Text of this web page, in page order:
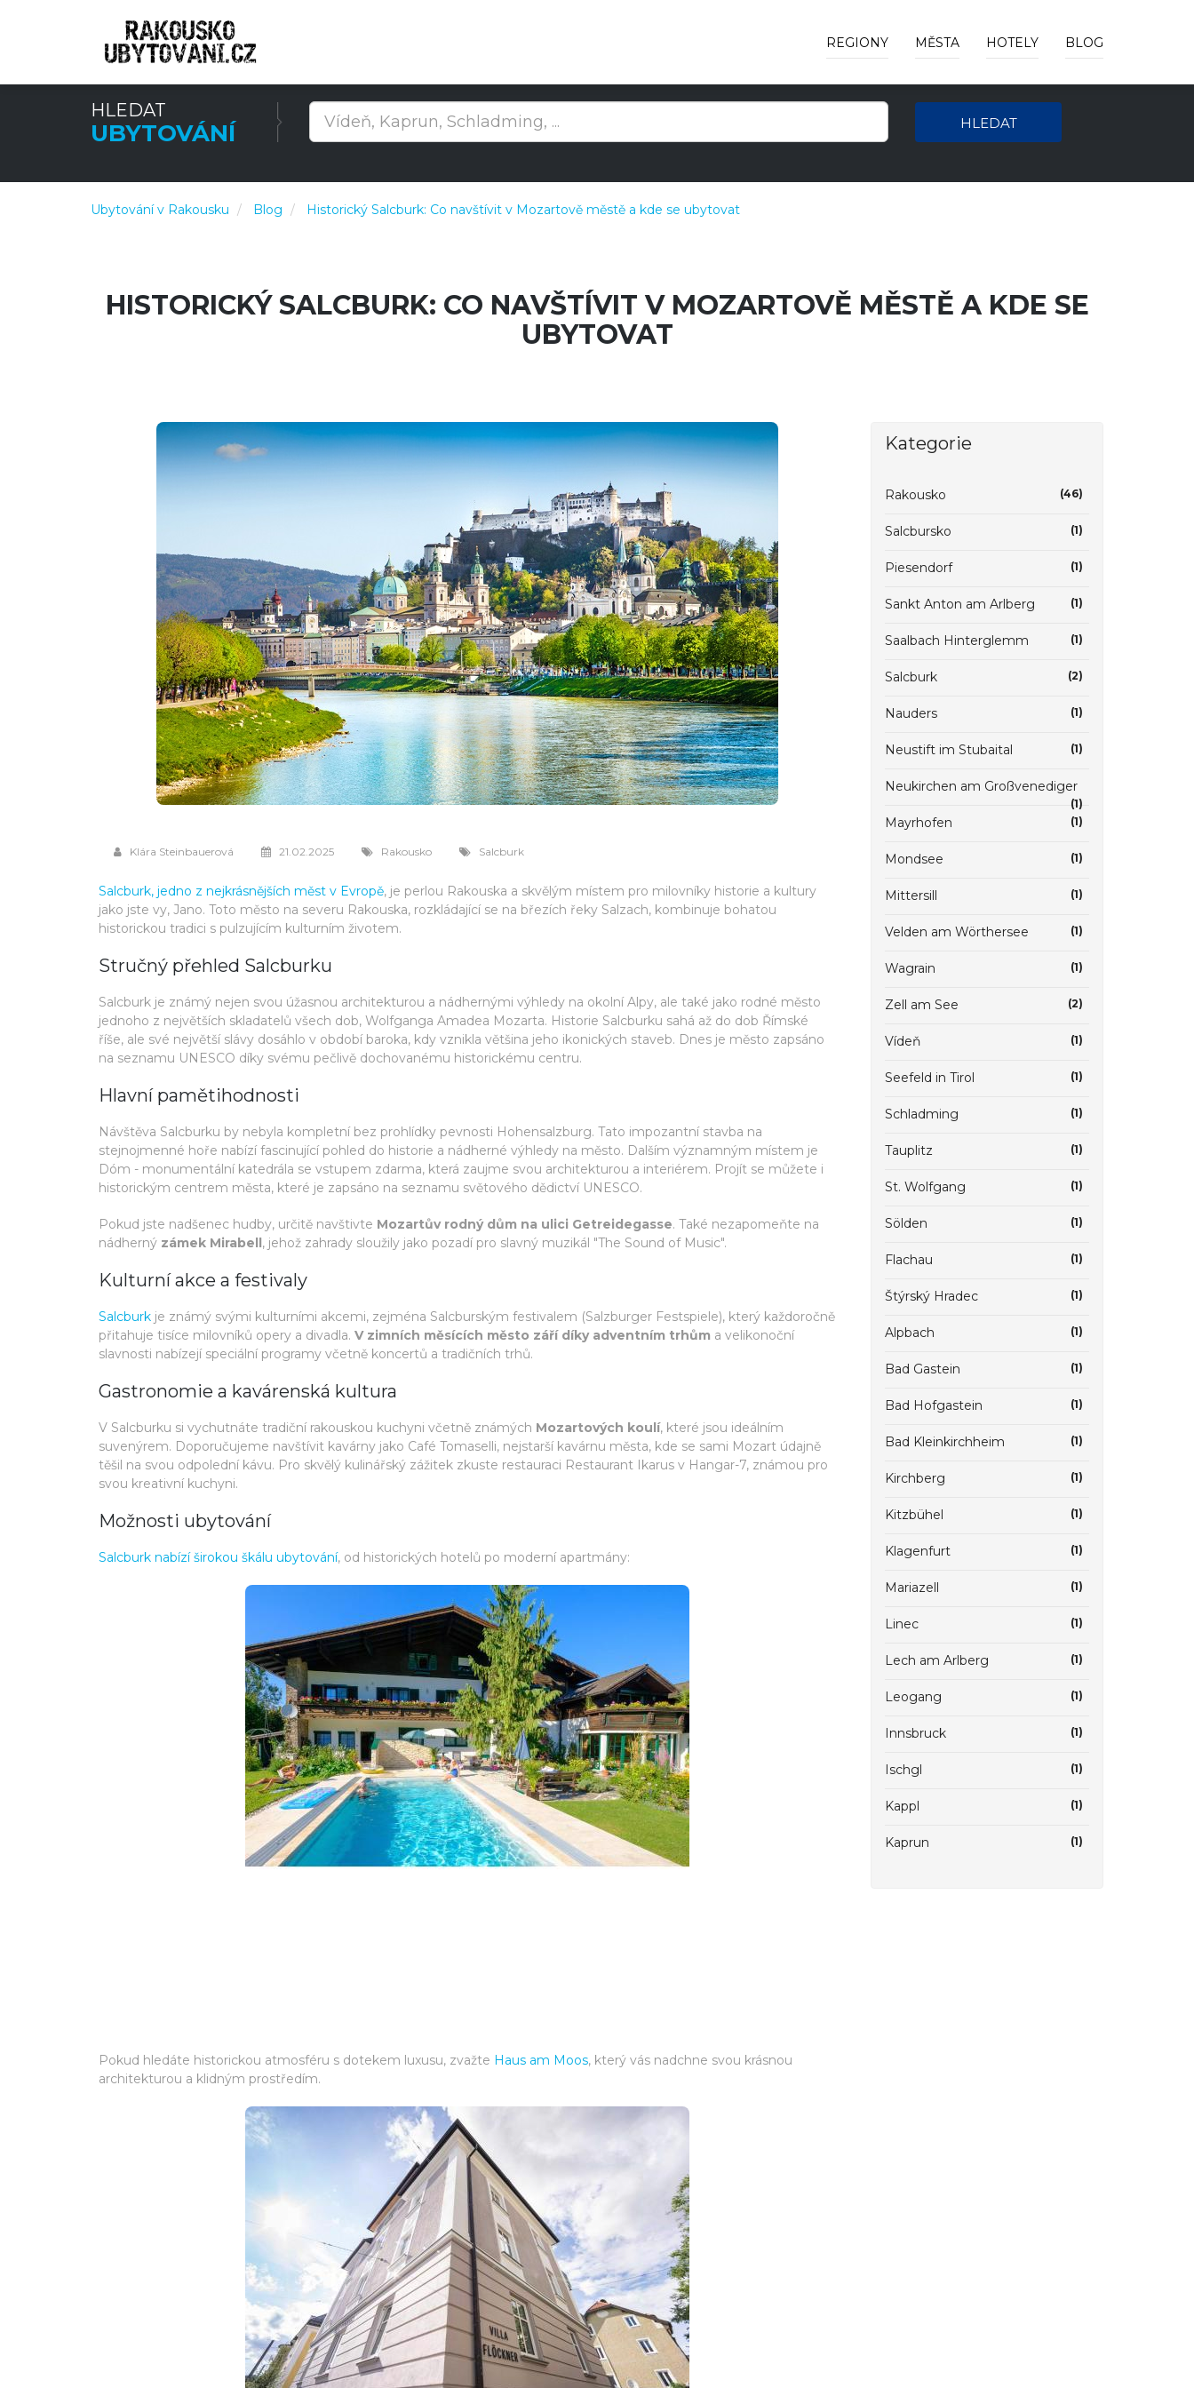
REGIONY MĚSTA HOTELY BLOG
HLEDAT
UBYTOVÁNÍ HLEDAT
Ubytování v Rakousku Blog Historický Salcburk: Co navštívit v Mozartově městě a kde se ubytovat
HISTORICKÝ SALCBURK: CO NAVŠTÍVIT V MOZARTOVĚ MĚSTĚ A KDE SE
UBYTOVAT
Kategorie
Rakousko (46)
Salcbursko (1)
Piesendorf (1)
Sankt Anton am Arlberg (1)
Saalbach Hinterglemm (1)
Salcburk (2)
Nauders (1)
Neustift im Stubaital (1)
Neukirchen am Großvenediger
(1)
Mayrhofen (1)
Mondsee (1)
Mittersill (1)
Velden am Wörthersee (1)
Wagrain (1)
Zell am See (2)
Vídeň (1)
Seefeld in Tirol (1)
Schladming (1)
Tauplitz (1)
St. Wolfgang (1)
Sölden (1)
Flachau (1)
Štýrský Hradec (1)
Alpbach (1)
Bad Gastein (1)
Bad Hofgastein (1)
Bad Kleinkirchheim (1)
Kirchberg (1)
Kitzbühel (1)
Klagenfurt (1)
Mariazell (1)
Linec (1)
Lech am Arlberg (1)
Leogang (1)
Innsbruck (1)
Ischgl (1)
Kappl (1)
Kaprun (1)
Klára Steinbauerová 21.02.2025 Rakousko Salcburk
Salcburk, jedno z nejkrásnějších měst v Evropě, je perlou Rakouska a skvělým místem pro milovníky historie a kultury
jako jste vy, Jano. Toto město na severu Rakouska, rozkládající se na březích řeky Salzach, kombinuje bohatou
historickou tradici s pulzujícím kulturním životem.
Stručný přehled Salcburku
Salcburk je známý nejen svou úžasnou architekturou a nádhernými výhledy na okolní Alpy, ale také jako rodné město
jednoho z největších skladatelů všech dob, Wolfganga Amadea Mozarta. Historie Salcburku sahá až do dob Římské
říše, ale své největší slávy dosáhlo v období baroka, kdy vznikla většina jeho ikonických staveb. Dnes je město zapsáno
na seznamu UNESCO díky svému pečlivě dochovanému historickému centru.
Hlavní pamětihodnosti
Návštěva Salcburku by nebyla kompletní bez prohlídky pevnosti Hohensalzburg. Tato impozantní stavba na
stejnojmenné hoře nabízí fascinující pohled do historie a nádherné výhledy na město. Dalším významným místem je
Dóm - monumentální katedrála se vstupem zdarma, která zaujme svou architekturou a interiérem. Projít se můžete i
historickým centrem města, které je zapsáno na seznamu světového dědictví UNESCO.
Pokud jste nadšenec hudby, určitě navštivte Mozartův rodný dům na ulici Getreidegasse. Také nezapomeňte na
nádherný zámek Mirabell, jehož zahrady sloužily jako pozadí pro slavný muzikál "The Sound of Music".
Kulturní akce a festivaly
Salcburk je známý svými kulturními akcemi, zejména Salcburským festivalem (Salzburger Festspiele), který každoročně
přitahuje tisíce milovníků opery a divadla. V zimních měsících město září díky adventním trhům a velikonoční
slavnosti nabízejí speciální programy včetně koncertů a tradičních trhů.
Gastronomie a kavárenská kultura
V Salcburku si vychutnáte tradiční rakouskou kuchyni včetně známých Mozartových koulí, které jsou ideálním
suvenýrem. Doporučujeme navštívit kavárny jako Café Tomaselli, nejstarší kavárnu města, kde se sami Mozart údajně
těšil na svou odpolední kávu. Pro skvělý kulinářský zážitek zkuste restauraci Restaurant Ikarus v Hangar-7, známou pro
svou kreativní kuchyni.
Možnosti ubytování
Salcburk nabízí širokou škálu ubytování, od historických hotelů po moderní apartmány:
Pokud hledáte historickou atmosféru s dotekem luxusu, zvažte Haus am Moos, který vás nadchne svou krásnou
architekturou a klidným prostředím.